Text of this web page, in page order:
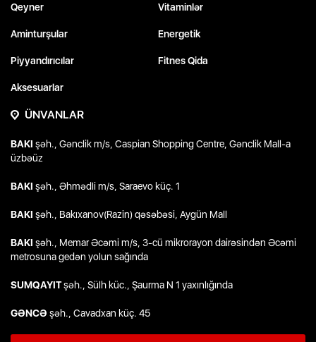
Qeyner Vitaminlər
Aminturşular Energetik
Piyyandırıcılar Fitnes Qida
Aksesuarlar
ÜNVANLAR
BAKI şəh., Gənclik m/s, Caspian Shopping Centre, Gənclik Mall-a
üzbəüz
BAKI şəh., Əhmədli m/s, Saraevo küç. 1
BAKI şəh., Bakıxanov(Razin) qəsəbəsi, Aygün Mall
BAKI şəh., Memar Əcəmi m/s, 3-cü mikrorayon dairəsindən Əcəmi
metrosuna gedən yolun sağında
SUMQAYITşəh., Sülh küc., Şaurma N 1 yaxınlığında
GƏNCƏ şəh., Cavadxan küç. 45